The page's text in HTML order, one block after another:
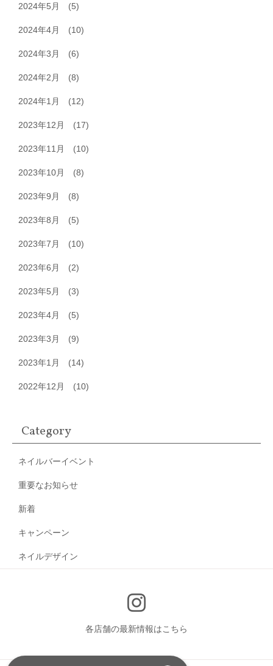
2024年5月 (5)
2024年4月 (10)
2024年3月 (6)
2024年2月 (8)
2024年1月 (12)
2023年12月 (17)
2023年11月 (10)
2023年10月 (8)
2023年9月 (8)
2023年8月 (5)
2023年7月 (10)
2023年6月 (2)
2023年5月 (3)
2023年4月 (5)
2023年3月 (9)
2023年1月 (14)
2022年12月 (10)
Category
ネイルバーイベント
重要なお知らせ
新着
キャンペーン
ネイルデザイン
各店舗の最新情報はこちら